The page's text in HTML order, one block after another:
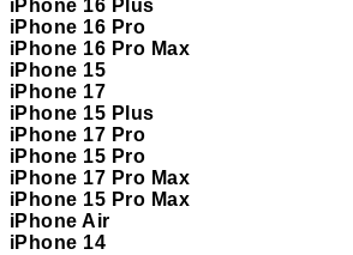
iPhone 16 Plus
iPhone 16 Pro
iPhone 16 Pro Max
iPhone 15
iPhone 17
iPhone 15 Plus
iPhone 17 Pro
iPhone 15 Pro
iPhone 17 Pro Max
iPhone 15 Pro Max
iPhone Air
iPhone 14